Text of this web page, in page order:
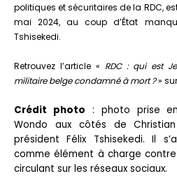
politiques et sécuritaires de la RDC,
mai 2024, au coup d’État
Tshisekedi.
Retrouvez l’article « RDC : qui est
militaire belge condamné à mort ?»
Crédit photo : photo prise
Wondo aux côtés de
président Félix Tshisekedi. Il
comme élément à charge
circulant sur les réseaux sociaux.